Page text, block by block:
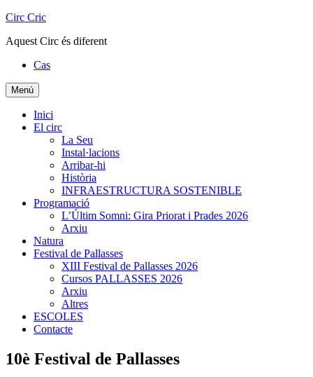
Skip
content
Circ Cric
Aquest Circ és diferent
Cas
Menú
Inici
El circ
La Seu
Instal·lacions
Arribar-hi
Història
INFRAESTRUCTURA SOSTENIBLE
Programació
L’Últim Somni: Gira Priorat i Prades 2026
Arxiu
Natura
Festival de Pallasses
XIII Festival de Pallasses 2026
Cursos PALLASSES 2026
Arxiu
Altres
ESCOLES
Contacte
10è Festival de Pallasses